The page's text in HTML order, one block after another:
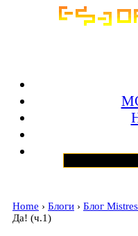
Home › Блоги › Блог
Да! (ч.1)